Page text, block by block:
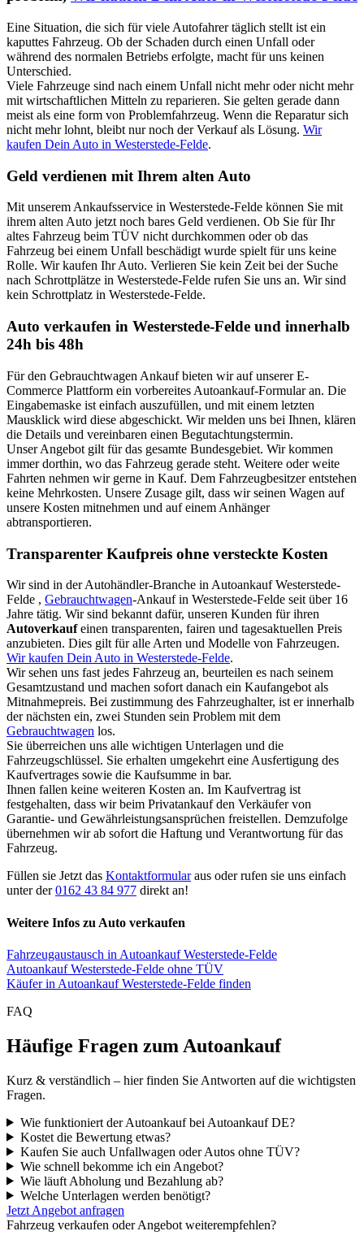
Eine Situation, die sich für viele Autofahrer täglich stellt ist ein
kaputtes Fahrzeug. Ob der Schaden durch einen Unfall oder
während des normalen Betriebs erfolgte, macht für uns keinen
Unterschied.
Viele Fahrzeuge sind nach einem Unfall nicht mehr oder nicht mehr
mit wirtschaftlichen Mitteln zu reparieren. Sie gelten gerade dann
meist als eine form von Problemfahrzeug. Wenn die Reparatur sich
nicht mehr lohnt, bleibt nur noch der Verkauf als Lösung. Wir
kaufen Dein Auto in Westerstede-Felde.
Geld verdienen mit Ihrem alten Auto
Mit unserem Ankaufsservice in Westerstede-Felde können Sie mit
ihrem alten Auto jetzt noch bares Geld verdienen. Ob Sie für Ihr
altes Fahrzeug beim TÜV nicht durchkommen oder ob das
Fahrzeug bei einem Unfall beschädigt wurde spielt für uns keine
Rolle. Wir kaufen Ihr Auto. Verlieren Sie kein Zeit bei der Suche
nach Schrottplätze in Westerstede-Felde rufen Sie uns an. Wir sind
kein Schrottplatz in Westerstede-Felde.
Auto verkaufen in Westerstede-Felde und innerhalb
24h bis 48h
Für den Gebrauchtwagen Ankauf bieten wir auf unserer E-
Commerce Plattform ein vorbereites Autoankauf-Formular an. Die
Eingabemaske ist einfach auszufüllen, und mit einem letzten
Mausklick wird diese abgeschickt. Wir melden uns bei Ihnen, klären
die Details und vereinbaren einen Begutachtungstermin.
Unser Angebot gilt für das gesamte Bundesgebiet. Wir kommen
immer dorthin, wo das Fahrzeug gerade steht. Weitere oder weite
Fahrten nehmen wir gerne in Kauf. Dem Fahrzeugbesitzer entstehen
keine Mehrkosten. Unsere Zusage gilt, dass wir seinen Wagen auf
unsere Kosten mitnehmen und auf einem Anhänger
abtransportieren.
Transparenter Kaufpreis ohne versteckte Kosten
Wir sind in der Autohändler-Branche in Autoankauf Westerstede-
Felde , Gebrauchtwagen-Ankauf in Westerstede-Felde seit über 16
Jahre tätig. Wir sind bekannt dafür, unseren Kunden für ihren
Autoverkaufeinen transparenten, fairen und tagesaktuellen Preis
anzubieten. Dies gilt für alle Arten und Modelle von Fahrzeugen.
Wir kaufen Dein Auto in Westerstede-Felde.
Wir sehen uns fast jedes Fahrzeug an, beurteilen es nach seinem
Gesamtzustand und machen sofort danach ein Kaufangebot als
Mitnahmepreis. Bei zustimmung des Fahrzeughalter, ist er innerhalb
der nächsten ein, zwei Stunden sein Problem mit dem
Gebrauchtwagen los.
Sie überreichen uns alle wichtigen Unterlagen und die
Fahrzeugschlüssel. Sie erhalten umgekehrt eine Ausfertigung des
Kaufvertrages sowie die Kaufsumme in bar.
Ihnen fallen keine weiteren Kosten an. Im Kaufvertrag ist
festgehalten, dass wir beim Privatankauf den Verkäufer von
Garantie- und Gewährleistungsansprüchen freistellen. Demzufolge
übernehmen wir ab sofort die Haftung und Verantwortung für das
Fahrzeug.
Füllen sie Jetzt das Kontaktformularaus oder rufen sie uns einfach
unter der0162 43 84 977 direkt an!
Weitere Infos zu Auto verkaufen
Fahrzeugaustausch in Autoankauf Westerstede-Felde
Autoankauf Westerstede-Felde ohne TÜV
Käufer in Autoankauf Westerstede-Felde finden
FAQ
Häufige Fragen zum Autoankauf
Kurz & verständlich – hier finden Sie Antworten auf die wichtigsten
Fragen.
Wie funktioniert der Autoankauf bei Autoankauf DE?
Kostet die Bewertung etwas?
Kaufen Sie auch Unfallwagen oder Autos ohne TÜV?
Wie schnell bekomme ich ein Angebot?
Wie läuft Abholung und Bezahlung ab?
Welche Unterlagen werden benötigt?
Jetzt Angebot anfragen
Fahrzeug verkaufen oder Angebot weiterempfehlen?